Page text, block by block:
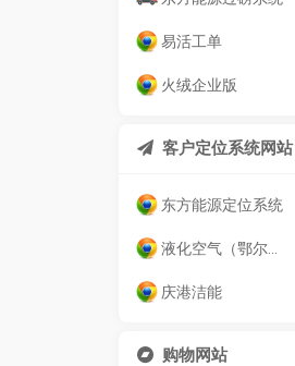
易活工单
火绒企业版
客户定位系统网站
东方能源定位系统
液化空气（鄂尔多斯）
庆港洁能
购物网站